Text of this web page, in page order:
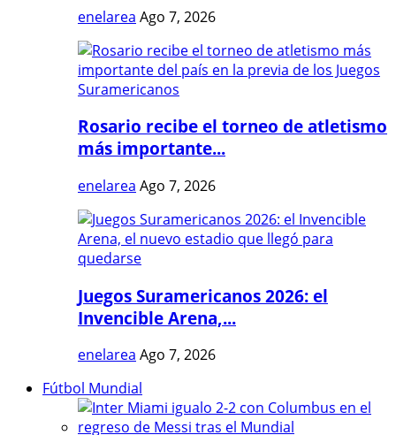
enelarea Ago 7, 2026
Rosario recibe el torneo de atletismo
más importante...
enelarea Ago 7, 2026
Juegos Suramericanos 2026: el
Invencible Arena,...
enelarea Ago 7, 2026
Fútbol Mundial